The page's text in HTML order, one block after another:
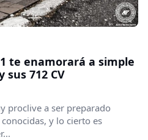
te enamorará a simple
712 CV
proclive a ser preparado
y lo cierto es